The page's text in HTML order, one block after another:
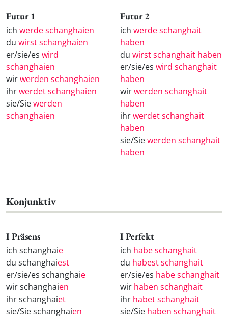
Futur 1
ich werde schanghaien
du wirst schanghaien
er/sie/es wird
schanghaien
wirwerden schanghaien
ihrwerdet schanghaien
sie/Siewerden
schanghaien
Futur 2
ich werde schanghait
haben
du wirst schanghait haben
er/sie/es wird schanghait
haben
wirwerden schanghait
haben
ihrwerdet schanghait
haben
sie/Siewerden schanghait
haben
Konjunktiv
I Präsens
ich schanghaie
du schanghaiest
er/sie/es schanghaie
wir schanghaien
ihr schanghaiet
sie/Sie schanghaien
I Perfekt
ich habe schanghait
du habest schanghait
er/sie/es habe schanghait
wir haben schanghait
ihr habet schanghait
sie/Sie haben schanghait